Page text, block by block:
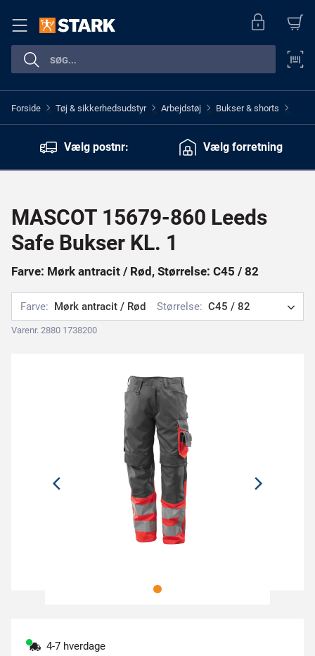
Forside > Tøj & sikkerhedsudstyr > Arbejdstøj > Bukser & shorts >
Vælg postnr: Vælg forretning
MASCOT 15679-860 Leeds
Safe Bukser KL. 1
Farve: Mørk antracit / Rød, Størrelse: C45 / 82
Farve: Mørk antracit / Rød Størrelse: C45 / 82
Varenr. 2880 1738200
4-7 hverdage